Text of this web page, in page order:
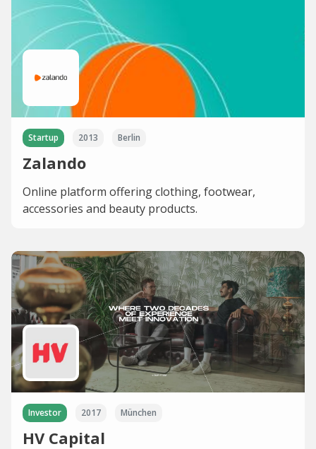
Startup 2013 Berlin
Zalando
Online platform offering clothing, footwear,
accessories and beauty products.
Investor 2017 München
HV Capital